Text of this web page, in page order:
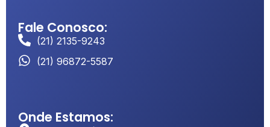
Fale Conosco:
(21) 2135-9243
(21) 96872-5587
Onde Estamos: